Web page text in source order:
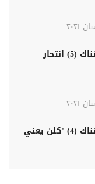
رسائل إلى صديق هناك (5) انتحار
رسائل إلى صديق هناك (4) 'كلن يعني